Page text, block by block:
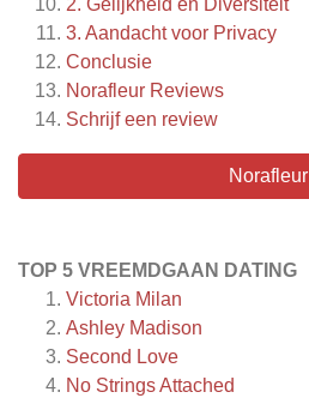
2. Gelijkheid en Diversiteit
3. Aandacht voor Privacy
Conclusie
Norafleur Reviews
Schrijf een review
Norafleur
TOP 5 VREEMDGAAN DATING
Victoria Milan
Ashley Madison
Second Love
No Strings Attached